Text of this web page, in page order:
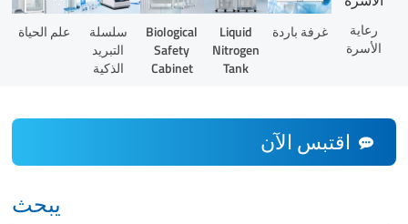
علم الحياة
سلسلة
التبريد
الذكية
Biological
Safety
Cabinet
Liquid
Nitrogen
Tank
غرفة باردة
رعاية
الأسرة
اقتبس الآن
يبحث